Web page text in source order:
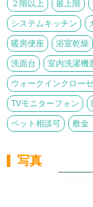
２階以上 最上階
システムキッチン
暖房便座 浴室乾燥
洗面台 室内洗濯機
ウォークインクロー
TVモニターフォン
ペット相談可 敷金
写真